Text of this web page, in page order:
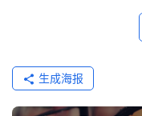
更
多
页
生成海报